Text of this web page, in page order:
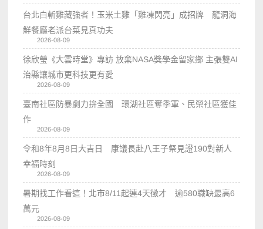
台北白斬雞藏強者！玉米土雞「雞凍閃亮」成招牌 龍洞海
鮮餐廳老派台菜見真功夫
2026-08-09
徐欣瑩《大雲時堂》專訪 放棄NASA獎學金留家鄉 主張雙AI
治縣讓城市更科技更有愛
2026-08-09
臺南社區防暴劇力拚全國 環湖社區奪季軍、民榮社區獲佳
作
2026-08-09
令和8年8月8日大吉日 康議長赴八王子祭見證190對新人
幸福時刻
2026-08-09
暑期找工作看這！北市8/11起連4天徵才 逾580職缺最高6
萬元
2026-08-09